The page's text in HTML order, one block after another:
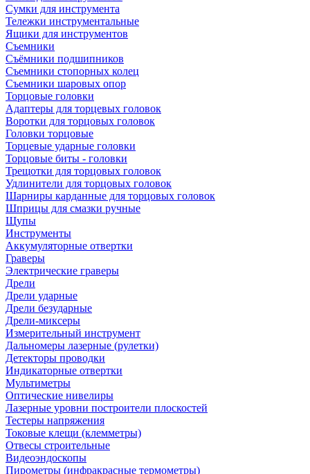
Сумки для инструмента
Тележки инструментальные
Ящики для инструментов
Съемники
Съёмники подшипников
Съемники стопорных колец
Съемники шаровых опор
Торцовые головки
Адаптеры для торцевых головок
Воротки для торцовых головок
Головки торцовые
Торцевые ударные головки
Торцовые биты - головки
Трещотки для торцовых головок
Удлинители для торцовых головок
Шарниры карданные для торцовых головок
Шприцы для смазки ручные
Щупы
Инструменты
Аккумуляторные отвертки
Граверы
Электрические граверы
Дрели
Дрели ударные
Дрели безударные
Дрели-миксеры
Измерительный инструмент
Дальномеры лазерные (рулетки)
Детекторы проводки
Индикаторные отвертки
Мультиметры
Оптические нивелиры
Лазерные уровни построители плоскостей
Тестеры напряжения
Токовые клещи (клемметры)
Отвесы строительные
Видеоэндоскопы
Пирометры (инфракрасные термометры)